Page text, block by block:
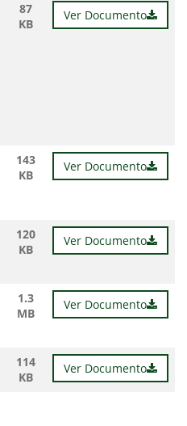
87
KB
Ver Documento
143
KB
Ver Documento
120
KB
Ver Documento
1.3
MB
Ver Documento
114
KB
Ver Documento